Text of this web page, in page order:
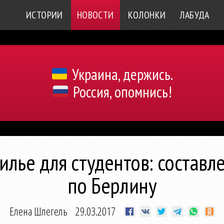
ИСТОРИИ НОВОСТИ КОЛОНКИ ЛАБУДА
Украина, держись.
Россия, опомнись!
для студентов:
по Берлину
Елена Шлегель 29.03.2017